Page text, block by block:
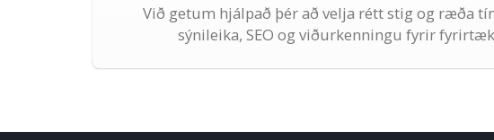
Við getum hjálpað þér að velja rétt stig og ræða
sýnileika, SEO og viðurkenningu fyrir